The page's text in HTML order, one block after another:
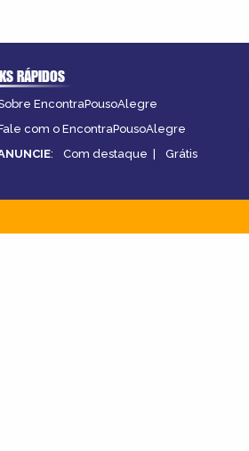
RÁPIDOS
EncontraPousoAlegre
com o EncontraPousoAlegre
: Com destaque | Grátis